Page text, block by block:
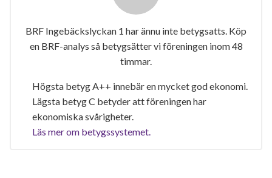
BRF Ingebäckslyckan 1 har ännu inte betygsatts. Köp
en BRF-analys så betygsätter vi föreningen inom 48
timmar.
Högsta betyg A++ innebär en mycket god ekonomi.
Lägsta betyg C betyder att föreningen har
ekonomiska svårigheter.
Läs mer om betygssystemet.